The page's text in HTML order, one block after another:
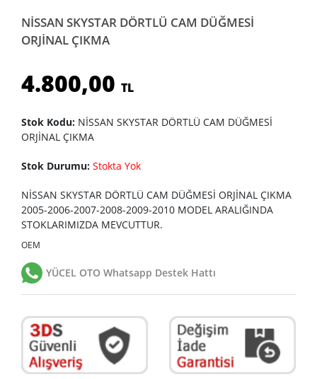
NİSSAN SKYSTAR DÖRTLÜ CAM DÜĞMESİ
ORJİNAL ÇIKMA
4.800,00 TL
Stok Kodu: NİSSAN SKYSTAR DÖRTLÜ CAM DÜĞMESİ
ORJİNAL ÇIKMA
Stok Durumu: Stokta Yok
NİSSAN SKYSTAR DÖRTLÜ CAM DÜĞMESİ ORJİNAL ÇIKMA
2005-2006-2007-2008-2009-2010 MODEL ARALIĞINDA
STOKLARIMIZDA MEVCUTTUR.
OEM
YÜCEL OTO Whatsapp Destek Hattı